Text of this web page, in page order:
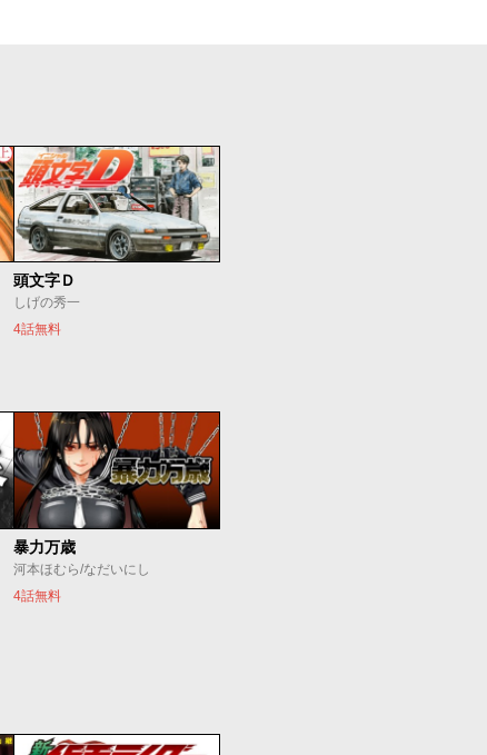
頭文字Ｄ
しげの秀一
4話無料
暴力万歳
河本ほむら/なだいにし
4話無料